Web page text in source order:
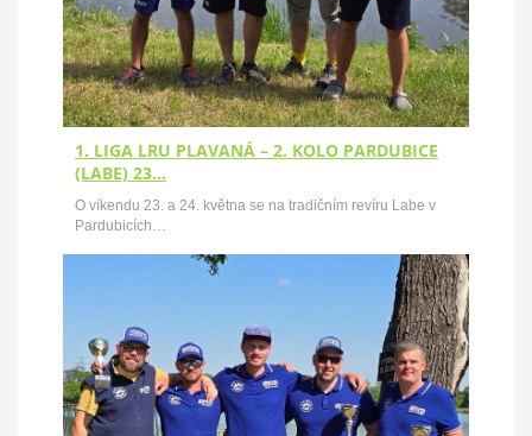
1. LIGA LRU PLAVANÁ – 2. KOLO PARDUBICE
(LABE) 23…
O víkendu 23. a 24. května se na tradičním revíru Labe v
Pardubicích…